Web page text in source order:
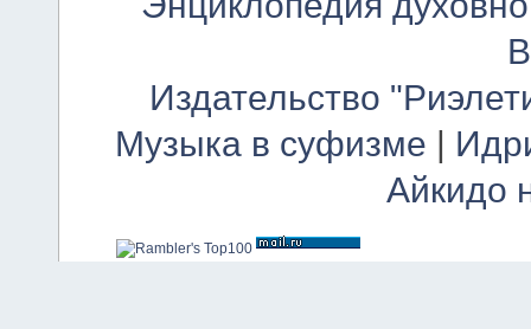
Издательство
Музыка в суфизме |
Айкидо